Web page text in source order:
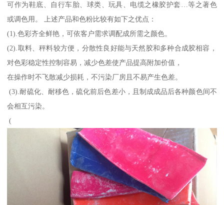
可作为鞋底、自行车胎、球类、玩具、电缆之橡胶护套…等之著色
或调色用。 上述产品和色粉比较有如下之优点：
(1).色彩齐全鲜艳，可依客户需求调配成所需之颜色。
(2).取料、秤料较方便，分散性良好能与天然胶和多种合成胶相容，
对色彩稳定性控制容易，减少色差使产品提高附加价值，
在操作时不飞散减少损耗，不污染厂房且不易产生色差。
(3).耐硫化、耐移色，硫化前后色差小，且制成成品后各种颜色间不
会相互污染。
(